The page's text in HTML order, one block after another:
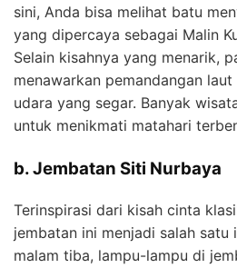
sini, Anda bisa melihat batu
yang dipercaya sebagai Malin
Selain kisahnya yang menarik,
menawarkan pemandangan
udara yang segar. Banyak
untuk menikmati matahari
b. Jembatan Siti Nurbaya
Terinspirasi dari kisah cinta
jembatan ini menjadi salah satu
malam tiba, lampu-lampu di